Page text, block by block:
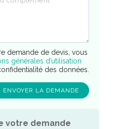
demande de devis, vous
générales d’utilisation
des données.
votre demande